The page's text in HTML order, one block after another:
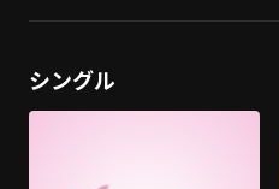
シングル